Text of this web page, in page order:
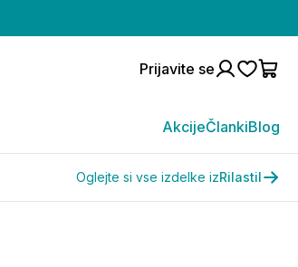
Prijavite se
AkcijeČlankiBlog
Oglejte si vse izdelke izRilastil